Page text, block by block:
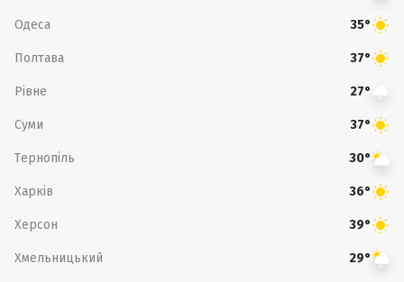
Одеса 35°
Полтава 37°
Рівне 27°
Суми 37°
Тернопіль 30°
Харків 36°
Херсон 39°
Хмельницький 29°